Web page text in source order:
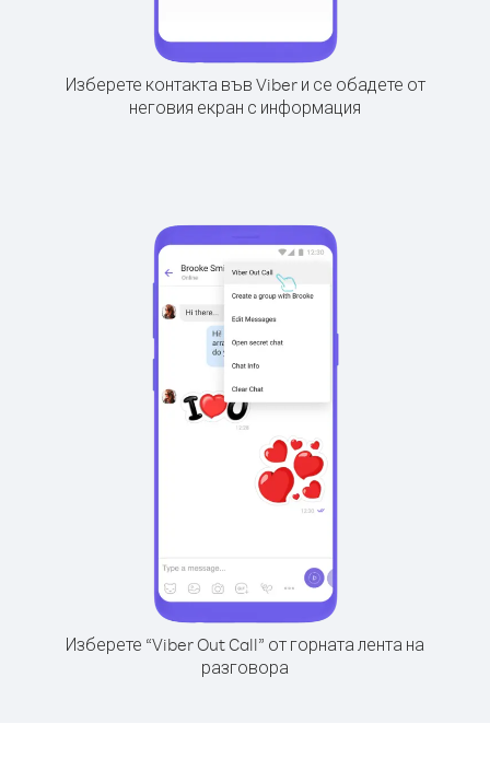
Изберете контакта във Viber и се обадете от
неговия екран с информация
Изберете “Viber Out Call” от горната лента на
разговора